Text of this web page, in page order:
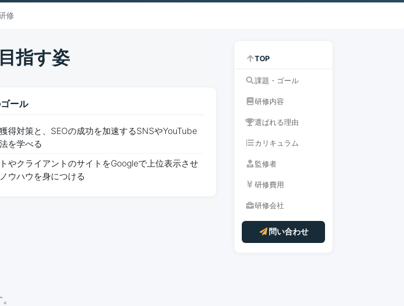
修
指す姿
ール
得対策と、SEOの成功を加速するSNSやYouTube
を学べる
やクライアントのサイトをGoogleで上位表示させ
ウハウを身につける
TOP
課題・ゴール
研修内容
選ばれる理由
カリキュラム
監修者
研修費用
研修会社
問い合わせ